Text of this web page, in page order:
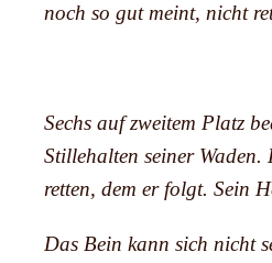
noch so gut meint, nicht
Sechs auf zweitem Platz
Stillehalten seiner
retten, dem er folgt. Sein
Das Bein kann sich nicht